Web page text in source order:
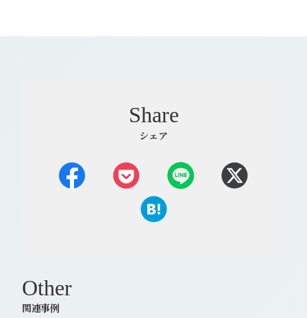
Share
シェア
Other
関連事例